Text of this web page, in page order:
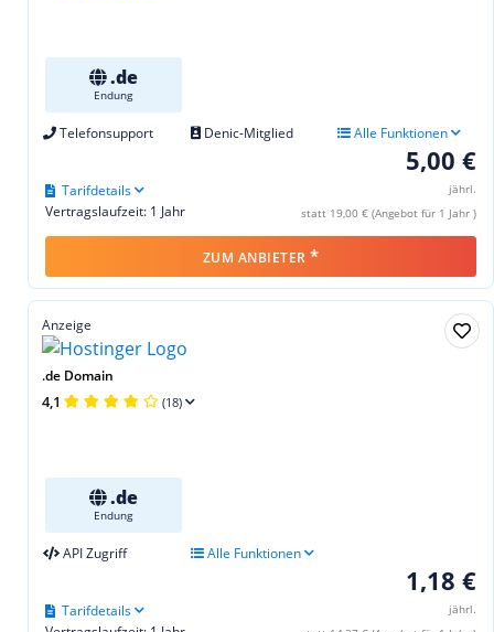
.de
Endung
Telefonsupport Denic-Mitglied Alle Funktionen
5,00 €
jährl.
statt 19,00 € (Angebot für 1 Jahr )
Vertragslaufzeit: 1 Jahr
Tarifdetails
ZUM ANBIETER *
Anzeige
.de Domain
4,1 (18)
.de
Endung
API Zugriff Alle Funktionen
1,18 €
jährl.
Tarifdetails